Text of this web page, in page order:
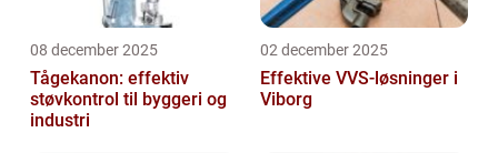
08 december 2025
Tågekanon: effektiv
støvkontrol til byggeri og
industri
02 december 2025
Effektive VVS-løsninger i
Viborg